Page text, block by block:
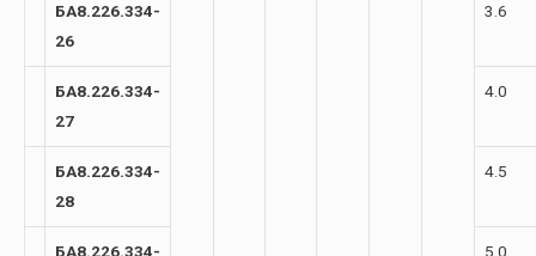
БА8.226.334-
26
3.6
БА8.226.334-
27
4.0
БА8.226.334-
28
4.5
БА8.226.334-
5.0